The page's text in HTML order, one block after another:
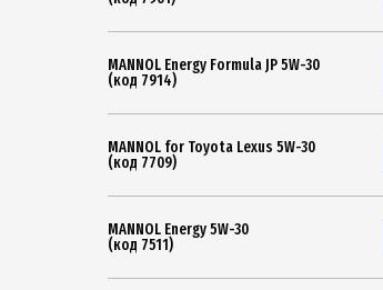
MANNOL Energy Formula JP 5W-30
(код 7914)
MANNOL for Toyota Lexus 5W-30
(код 7709)
MANNOL Energy 5W-30
(код 7511)